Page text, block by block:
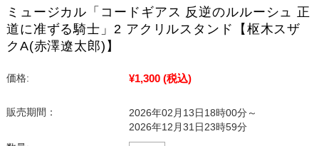
ミュージカル「コードギアス 反逆のルルーシュ 正
道に准ずる騎士」2 アクリルスタンド【枢木スザ
クA(赤澤遼太郎)】
価格: ¥1,300 (税込)
販売期間：
2026年02月13日18時00分～
2026年12月31日23時59分